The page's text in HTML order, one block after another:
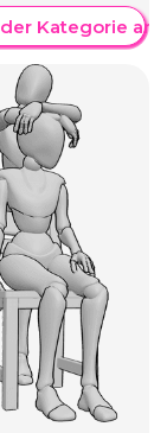
der Kategorie